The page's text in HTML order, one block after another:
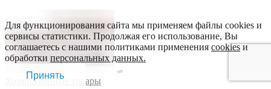
Хозяйственные товары
Для функционирования сайта мы применяем файлы cookies и
сервисы статистики. Продолжая его использование, Вы
соглашаетесь с нашими политиками применения cookiesи
обработки персональных данных.
Принять